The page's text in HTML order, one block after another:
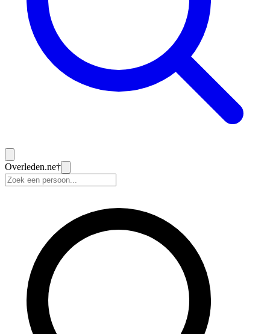
Overleden.ne†